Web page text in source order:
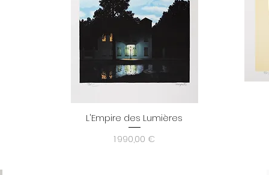
Aperçu rapide
L'Empire des Lumières
Prix
1 990,00 €